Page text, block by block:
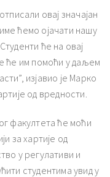
овај значајан
ћемо ојачати нашу
ће на овај
ће им помоћи у даљем
изјавио је Марко
од вредности.
факултета ће моћи
за хартије од
у регулативи и
студентима увид у